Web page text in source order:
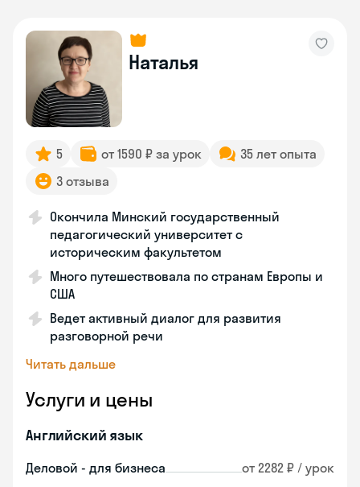
Наталья
5 от 1590 ₽ за урок
35 лет опыта
3 отзыва
Окончила Минский государственный
педагогический университет с
историческим факультетом
Много путешествовала по странам Европы и
США
Ведет активный диалог для развития
разговорной речи
Читать дальше
Услуги и цены
Английский язык
Деловой - для бизнеса от 2282 ₽ / урок